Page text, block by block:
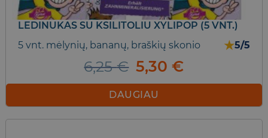
LEDINUKAS SU KSILITOLIU XYLIPOP (5 VNT.)
5 vnt. mėlynių, bananų, braškių skonio
★5/5
6,25€ Original
price
was:
6,25 €.
5,30€Current
price
5,30 €.
DAUGIAU